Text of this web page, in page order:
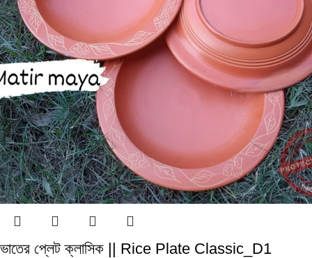
ভাতের প্লেট ক্লাসিক || Rice Plate Classic_D1